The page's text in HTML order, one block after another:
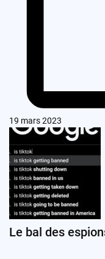
19 mars 2023
Le bal des